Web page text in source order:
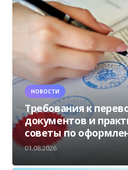
НОВОСТИ
Требования к
документов и
советы по
01.08.2026